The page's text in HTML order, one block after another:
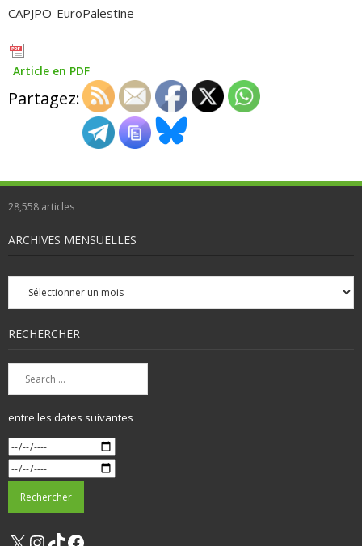
CAPJPO-EuroPalestine
Article en PDF
Partagez:
28,558 articles
ARCHIVES MENSUELLES
Archives
mensuelles
RECHERCHER
entre les dates suivantes
X Instagram
TikTok